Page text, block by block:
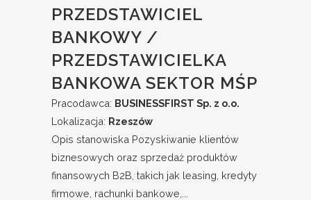
PRZEDSTAWICIEL
BANKOWY /
PRZEDSTAWICIELKA
BANKOWA SEKTOR MŚP
Pracodawca: BUSINESSFIRST Sp. z o.o.
Lokalizacja: Rzeszów
Opis stanowiska Pozyskiwanie klientów
biznesowych oraz sprzedaż produktów
finansowych B2B, takich jak leasing, kredyty
firmowe, rachunki bankowe,...